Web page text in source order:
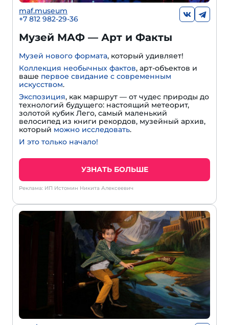
maf.museum
+7 812 982-29-36
Музей МАФ — Арт и Факты
Музей нового формата, который удивляет!
Коллекция необычных фактов, арт-объектов и
ваше первое свидание с современным
искусством.
Экспозиция, как маршрут — от чудес природы до
технологий будущего: настоящий метеорит,
золотой кубик Лего, самый маленький
велосипед из книги рекордов, музейный архив,
который можно исследовать.
И это только начало!
УЗНАТЬ БОЛЬШЕ
Реклама: ИП Истомин Никита Алексеевич